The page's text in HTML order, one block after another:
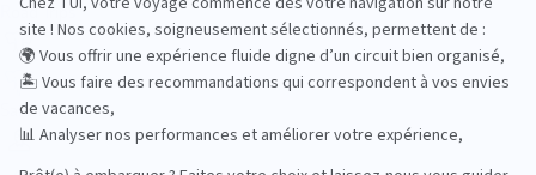
Road Trips
Safari